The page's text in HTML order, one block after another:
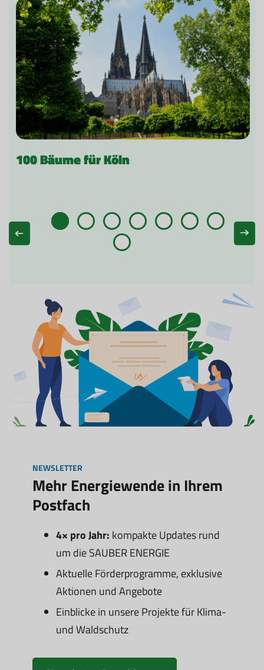
100 Bäume für Köln
NEWSLETTER
Mehr Energiewende in Ihrem
Postfach
4× pro Jahr: kompakte Updates rund
um die SAUBER ENERGIE
Aktuelle Förderprogramme, exklusive
Aktionen und Angebote
Einblicke in unsere Projekte für Klima-
und Waldschutz